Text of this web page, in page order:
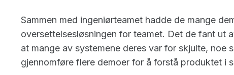
Sammen med ingeniørteamet hadde de mange
oversettelsesløsningen for teamet. Det de fant ut
at mange av systemene deres var for skjulte, noe
gjennomføre flere demoer for å forstå produktet i